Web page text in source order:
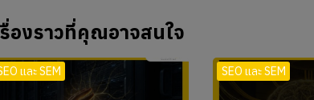
รื่องราวที่คุณอาจสนใจ
และ SEM SEO และ SEM